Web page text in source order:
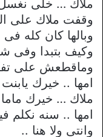
ملاك … خلى نغسل
وقفت ملاك على
وبالها كان كله
وكيف بتبدا وفى
وماقطعش على
امها .. خيرك
ملاك … خيرك
امها .. سنه نكلم
وانتى ولا هنا ..